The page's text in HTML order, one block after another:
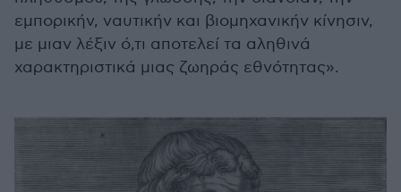
εμπορικήν, ναυτικήν και βιομηχανικήν κίνησιν,
με μιαν λέξιν ό,τι αποτελεί τα αληθινά
χαρακτηριστικά μιας ζωηράς εθνότητας».